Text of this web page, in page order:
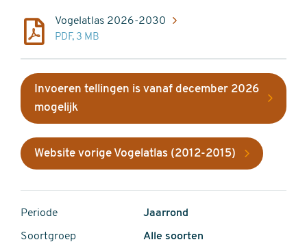
Vogelatlas 2026-2030
PDF, 3 MB
Invoeren tellingen is vanaf december 2026
mogelijk
Website vorige Vogelatlas (2012-2015)
Periode Jaarrond
Soortgroep Alle soorten